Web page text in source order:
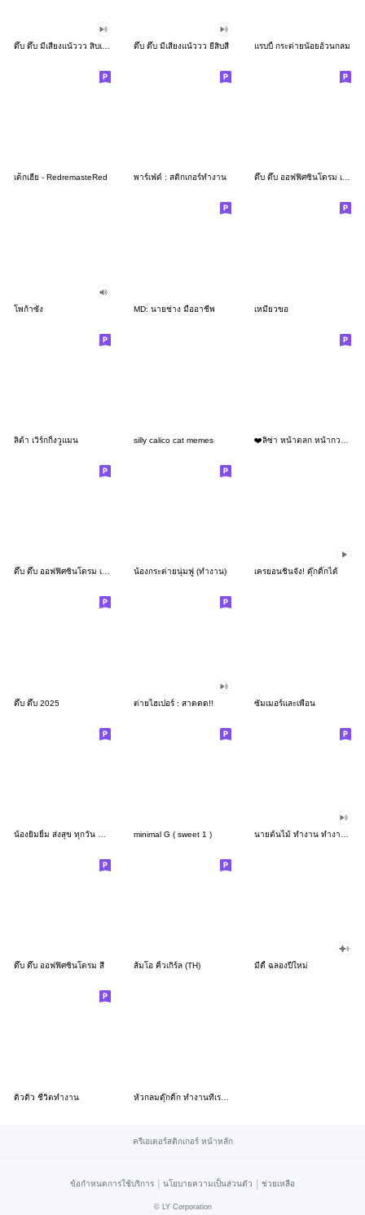
ดึ๊บ ดึ๊บ มีเสียงแน้ววว ยี่สิบสี่ แรบบี้ กระต่ายน้อยอ้วนกลม
เด็กเฮีย - RedremasteRed พาร์เฟ่ต์ : สติกเกอร์ทำงาน ดึ๊บ ดึ๊บ ออฟฟิศซินโดรม เจ็ด
โพก้าซัง MD: นายช่าง มืออาชีพ เหมียวขอ
ลิต้า เวิร์กกิ้งวูแมน silly calico cat memes
ดึ๊บ ดึ๊บ ออฟฟิศซินโดรม เก้า น้องกระต่ายนุ่มฟู (ทำงาน) เครยอนชินจัง! ดุ๊กดิ๊กได้
ดึ๊บ ดึ๊บ 2025 ต่ายไฮเปอร์ : สาดดด!! ซัมเมอร์และเพื่อน
minimal G ( sweet 1 )
ดึ๊บ ดึ๊บ ออฟฟิศซินโดรม สี่ ส้มโอ คิ้วเกิร์ล (TH) มีดี้ ฉลองปีใหม่
ดิวดิว ชีวิตทำงาน
ครีเอเตอร์สติกเกอร์ หน้าหลัก
ข้อกำหนดการใช้บริการ | นโยบายความเป็นส่วนตัว | ช่วยเหลือ
© LY Corporation